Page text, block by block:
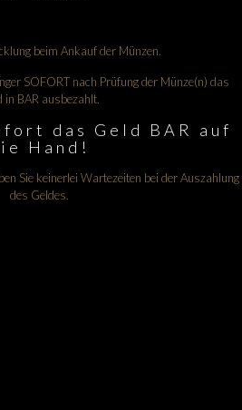
beim Ankauf der Münzen.
SOFORT nach Prüfung der Münze(n) das
in BAR ausbezahlt.
das Geld BAR auf
Hand!
Sie keinerlei Wartezeiten bei der Auszahlung
des Geldes.